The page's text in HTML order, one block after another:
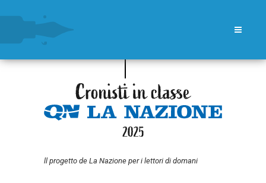
ll progetto de La Nazione per i lettori di domani